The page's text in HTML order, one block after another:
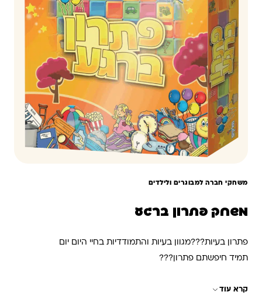
משחקי חברה למבוגרים ולילדים
משחק פתרון ברגע
פתרון בעיות???מגוון בעיות והתמודדיות בחיי היום יום
תמיד חיפשתם פתרון???
הרם כרטיס אתגר קרא את האתגר שבפניו יהיה עליך להתמודד
קרא עוד